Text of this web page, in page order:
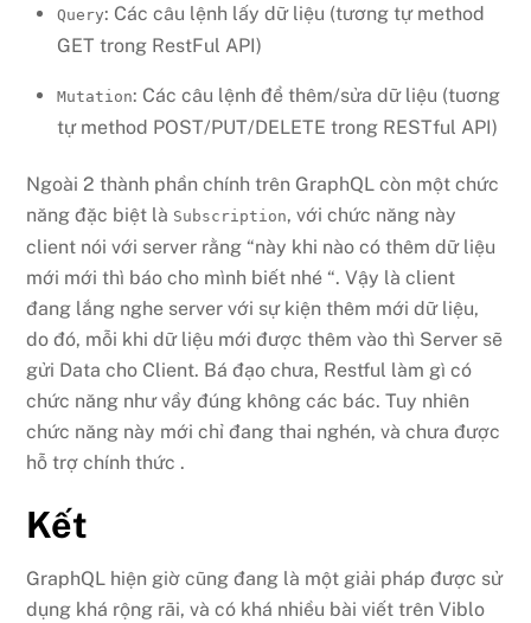
Query: Các câu lệnh lấy dữ liệu (tương tự method
GET trong RestFul API)
Mutation: Các câu lệnh để thêm/sửa dữ liệu (tuơng
tự method POST/PUT/DELETE trong RESTful API)
Ngoài 2 thành phần chính trên GraphQL còn một chức
năng đặc biệt là Subscription, với chức năng này
client nói với server rằng “này khi nào có thêm dữ liệu
mới mới thì báo cho mình biết nhé “. Vậy là client
đang lắng nghe server với sự kiện thêm mới dữ liệu,
do đó, mỗi khi dữ liệu mới được thêm vào thì Server sẽ
gửi Data cho Client. Bá đạo chưa, Restful làm gì có
chức năng như vầy đúng không các bác. Tuy nhiên
chức năng này mới chỉ đang thai nghén, và chưa được
hỗ trợ chính thức .
Kết
GraphQL hiện giờ cũng đang là một giải pháp được sử
dụng khá rộng rãi, và có khá nhiều bài viết trên Viblo